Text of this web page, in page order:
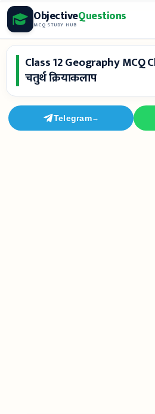
Skip
to
content
ObjectiveQuestions
MCQ STUDY HUB
Class 12 Geography MCQ
चतुर्थ क्रियाकलाप
Telegram→